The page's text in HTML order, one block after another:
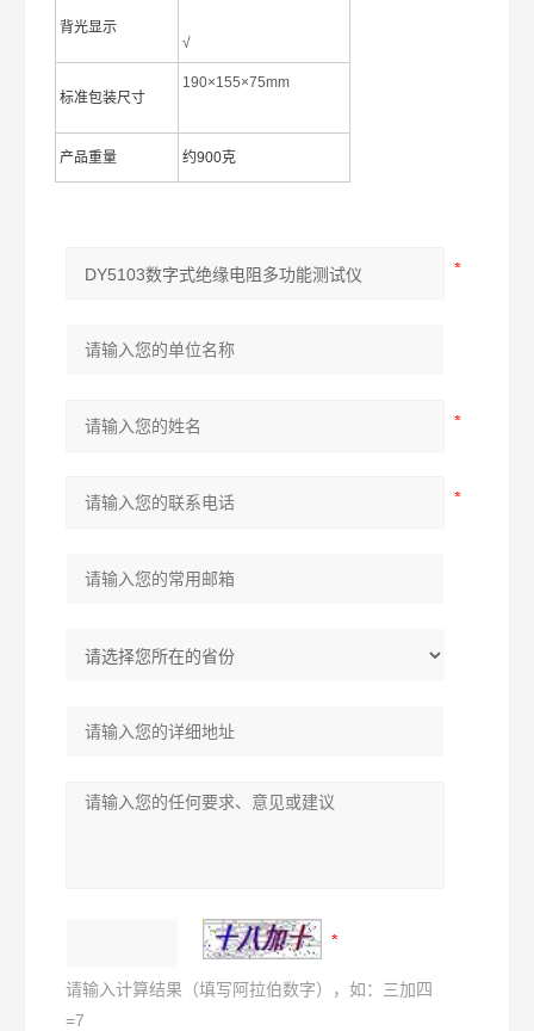
背光显示
√
标准包装尺寸
190×155×75mm
产品重量 约900克
请输入计算结果（填写阿拉伯数字），如：三加四
=7